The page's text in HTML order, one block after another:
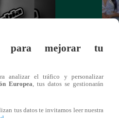
Voz Colombia
para mejorar tu
analizar el tráfico y personalizar
Europea, tus datos se gestionarán
tus datos te invitamos leer nuestra